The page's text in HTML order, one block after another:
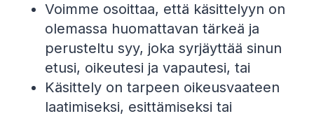
Voimme osoittaa, että käsittelyyn on
olemassa huomattavan tärkeä ja
perusteltu syy, joka syrjäyttää sinun
etusi, oikeutesi ja vapautesi, tai
Käsittely on tarpeen oikeusvaateen
laatimiseksi, esittämiseksi tai